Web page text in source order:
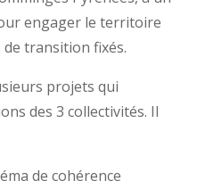
engager le territoire
de transition fixés.
projets qui
des 3 collectivités. Il
de cohérence